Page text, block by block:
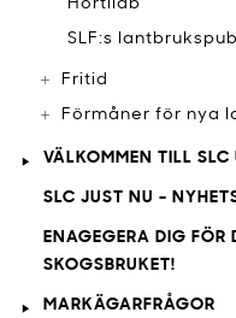
​Hortilab
​SLF:s
Fritid
Förmåner för nya
VÄLKOMMEN TILL SLC
SLC JUST NU -
ENAGEGERA DIG
SKOGSBRUKET!
MARKÄGARFRÅGOR